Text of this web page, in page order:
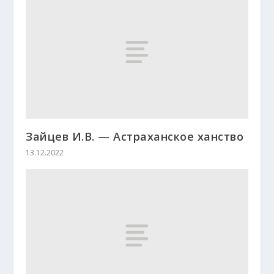
Зайцев И.В. — Астраханское ханство
13.12.2022